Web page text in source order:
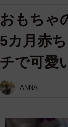
おもちゃ
5カ月赤
チで可愛
ANNA